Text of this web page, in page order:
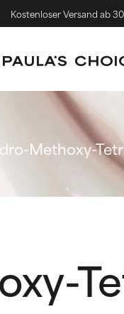
Kostenloser Versand ab
Methoxy-